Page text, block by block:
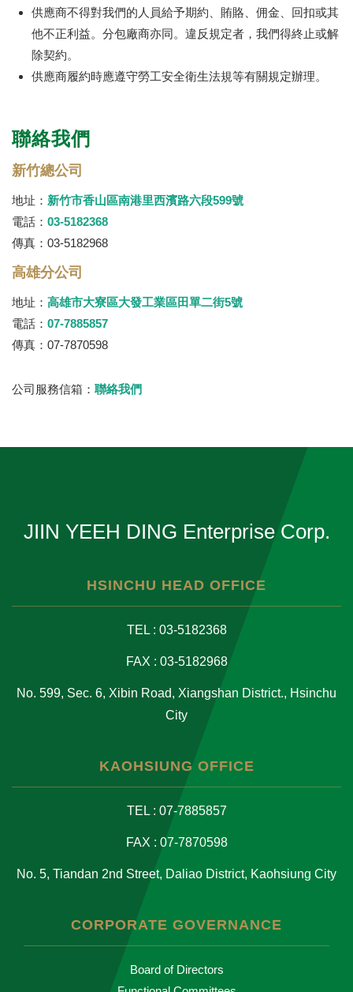
供應商不得對我們的人員給予期約、賄賂、佣金、回扣或其
他不正利益。分包廠商亦同。違反規定者，我們得終止或解
除契約。
供應商履約時應遵守勞工安全衛生法規等有關規定辦理。
聯絡我們
新竹總公司
地址： 新竹市香山區南港里西濱路六段599號
電話： 03-5182368
傳真：03-5182968
高雄分公司
地址： 高雄市大寮區大發工業區田單二街5號
電話： 07-7885857
傳真：07-7870598
公司服務信箱： 聯絡我們
JIIN YEEH DING Enterprise Corp.
HSINCHU HEAD OFFICE
TEL : 03-5182368
FAX : 03-5182968
No. 599, Sec. 6, Xibin Road, Xiangshan District., Hsinchu
City
KAOHSIUNG OFFICE
TEL : 07-7885857
FAX : 07-7870598
No. 5, Tiandan 2nd Street, Daliao District, Kaohsiung City
CORPORATE GOVERNANCE
Board of Directors